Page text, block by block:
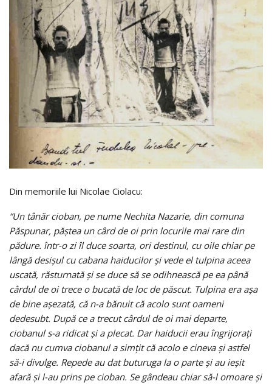
Din memoriile lui Nicolae Ciolacu:
“Un tânăr cioban, pe nume Nechita Nazarie, din comuna
Păspunar, păştea un cârd de oi prin locurile mai rare din
pădure. într-o zi îl duce soarta, ori destinul, cu oile chiar pe
lângă desişul cu cabana haiducilor şi vede el tulpina aceea
uscată, răsturnată şi se duce să se odihnească pe ea până
cârdul de oi trece o bucată de loc de păscut. Tulpina era aşa
de bine aşezată, că n-a bănuit că acolo sunt oameni
dedesubt. După ce a trecut cârdul de oi mai departe,
ciobanul s-a ridicat şi a plecat. Dar haiducii erau îngrijoraţi
dacă nu cumva ciobanul a simţit că acolo e cineva şi astfel
să-i divulge. Repede au dat buturuga la o parte şi au ieşit
afară şi l-au prins pe cioban. Se gândeau chiar să-l omoare şi